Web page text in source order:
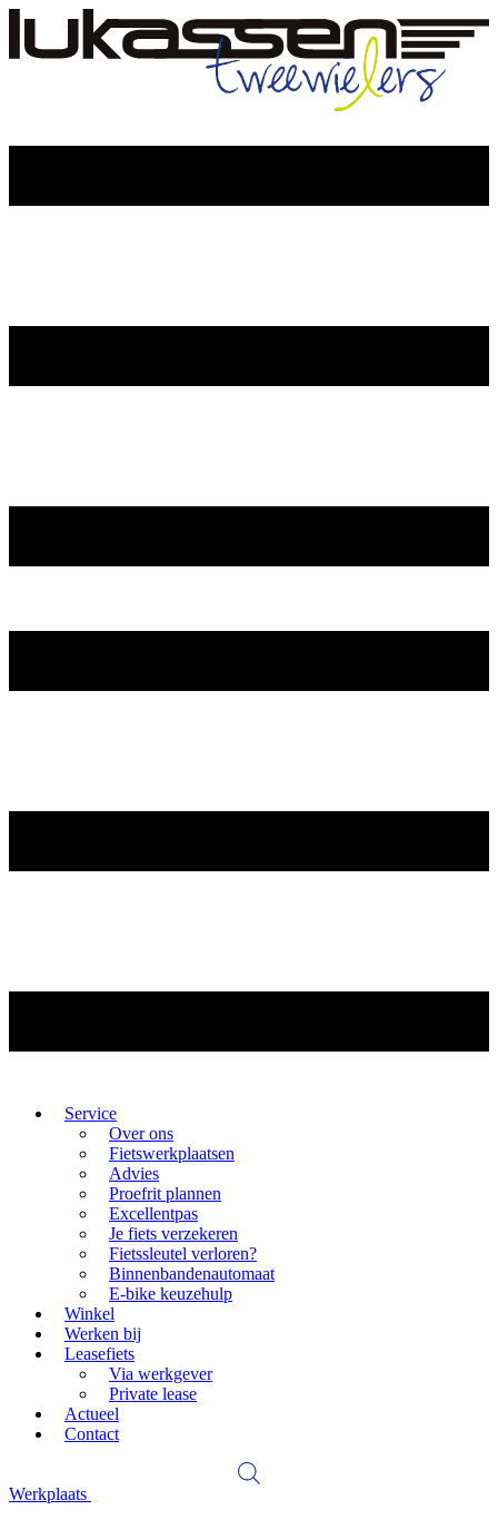
Service
Over ons
Fietswerkplaatsen
Advies
Proefrit plannen
Excellentpas
Je fiets verzekeren
Fietssleutel verloren?
Binnenbandenautomaat
E-bike keuzehulp
Winkel
Werken bij
Leasefiets
Via werkgever
Private lease
Actueel
Contact
Werkplaats